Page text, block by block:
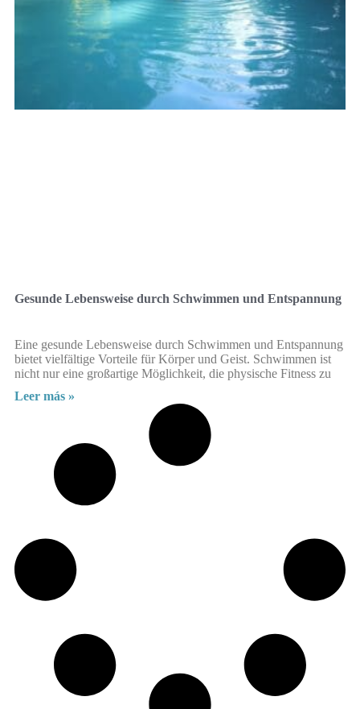
Gesunde Lebensweise durch Schwimmen und Entspannung
Eine gesunde Lebensweise durch Schwimmen und Entspannung
bietet vielfältige Vorteile für Körper und Geist. Schwimmen ist
nicht nur eine großartige Möglichkeit, die physische Fitness zu
Leer más »